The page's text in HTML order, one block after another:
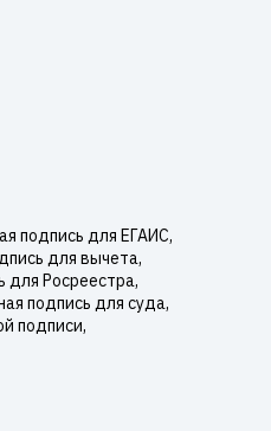
подпись для ЕГАИС,
для вычета,
для Росреестра,
подпись для суда,
подписи,